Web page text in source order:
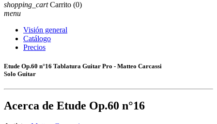
shopping_cart Carrito (0)
menu
Visión general
Catálogo
Precios
Etude Op.60 n°16 Tablatura Guitar Pro - Matteo Carcassi
Solo Guitar
Acerca de Etude Op.60 n°16